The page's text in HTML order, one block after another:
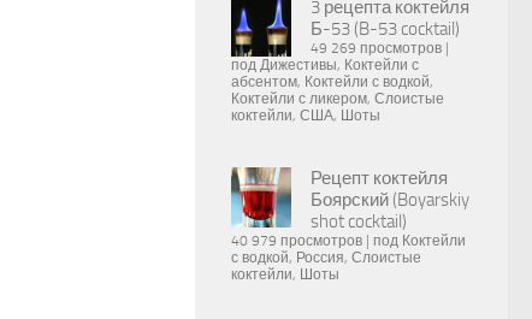
3 рецепта коктейля
Б-53 (B-53 cocktail)
49 269 просмотров
под Дижестивы, Коктейли с
абсентом, Коктейли с водкой,
Коктейли с ликером, Слоистые
коктейли, США, Шоты
Рецепт коктейля
Боярский (Boyarskiy
shot cocktail)
40 979 просмотров под Коктейли
с водкой, Россия, Слоистые
коктейли, Шоты